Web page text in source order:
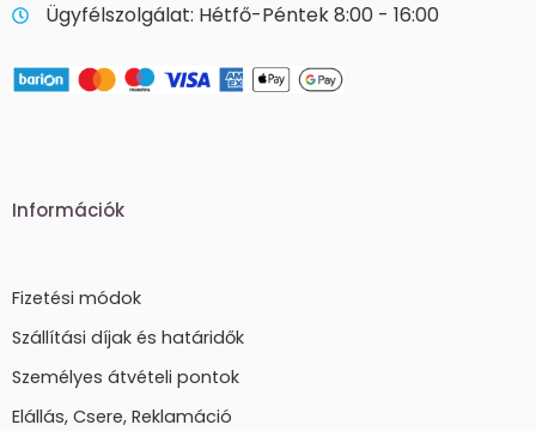
Ügyfélszolgálat: Hétfő-Péntek 8:00 - 16:00
Információk
Fizetési módok
Szállítási díjak és határidők
Személyes átvételi pontok
Elállás, Csere, Reklamáció